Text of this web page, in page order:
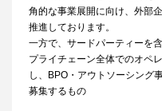
角的な事業展開に向け、外部
推進しております。
一方で、サードパーティーを
プライチェーン全体でのオペ
し、BPO・アウトソーシング
募集するもの